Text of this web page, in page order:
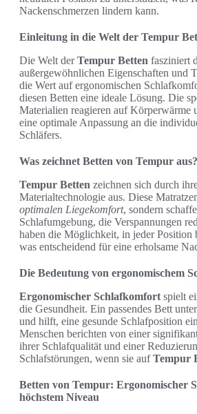
Nackenschmerzen lindern kann.
Einleitung in die Welt der Tempur
Die Welt derTempur Betten fasziniert
außergewöhnlichen Eigenschaften und
die Wert auf ergonomischen
diesen Betten eine ideale Lösung. Die
Materialien reagieren auf Körperwärme
eine optimale Anpassung an die
Schläfers.
Was zeichnet Betten von Tempur aus?
Tempur Betten zeichnen sich durch
Materialtechnologie aus. Diese
optimalen Liegekomfort, sondern
Schlafumgebung, die Verspannungen
haben die Möglichkeit, in jeder Position
was entscheidend für eine erholsame
Die Bedeutung von ergonomischem
Ergonomischer Schlafkomfort spielt
die Gesundheit. Ein passendes Bett
und hilft, eine gesunde Schlafposition
Menschen berichten von einer
ihrer Schlafqualität und einer
Schlafstörungen, wenn sie aufTempur
Betten von Tempur: Ergonomischer
höchstem Niveau